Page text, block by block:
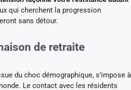
qui cherchent la progression
sans détour.
de retraite
du choc démographique, s’impose à
Le contact avec les résidents